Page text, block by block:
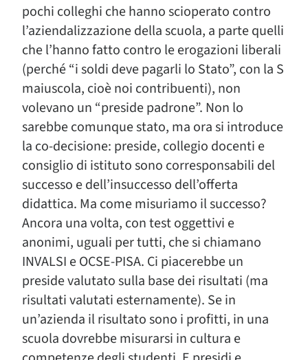
pochi colleghi che hanno scioperato contro
l’aziendalizzazione della scuola, a parte quelli
che l’hanno fatto contro le erogazioni liberali
(perché “i soldi deve pagarli lo Stato”, con la S
maiuscola, cioè noi contribuenti), non
volevano un “preside padrone”. Non lo
sarebbe comunque stato, ma ora si introduce
la co-decisione: preside, collegio docenti e
consiglio di istituto sono corresponsabili del
successo e dell’insuccesso dell’offerta
didattica. Ma come misuriamo il successo?
Ancora una volta, con test oggettivi e
anonimi, uguali per tutti, che si chiamano
INVALSI e OCSE-PISA. Ci piacerebbe un
preside valutato sulla base dei risultati (ma
risultati valutati esternamente). Se in
un’azienda il risultato sono i profitti, in una
scuola dovrebbe misurarsi in cultura e